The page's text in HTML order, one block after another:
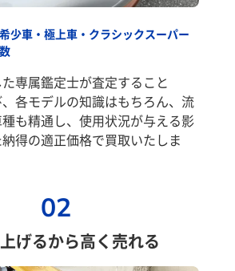
少車・極上車・クラシックスーパー
専属鑑定士が査定すること
各モデルの知識はもちろん、流
も精通し、使用状況が与える影
得の適正価格で買取いたしま
02
げるから高く売れる